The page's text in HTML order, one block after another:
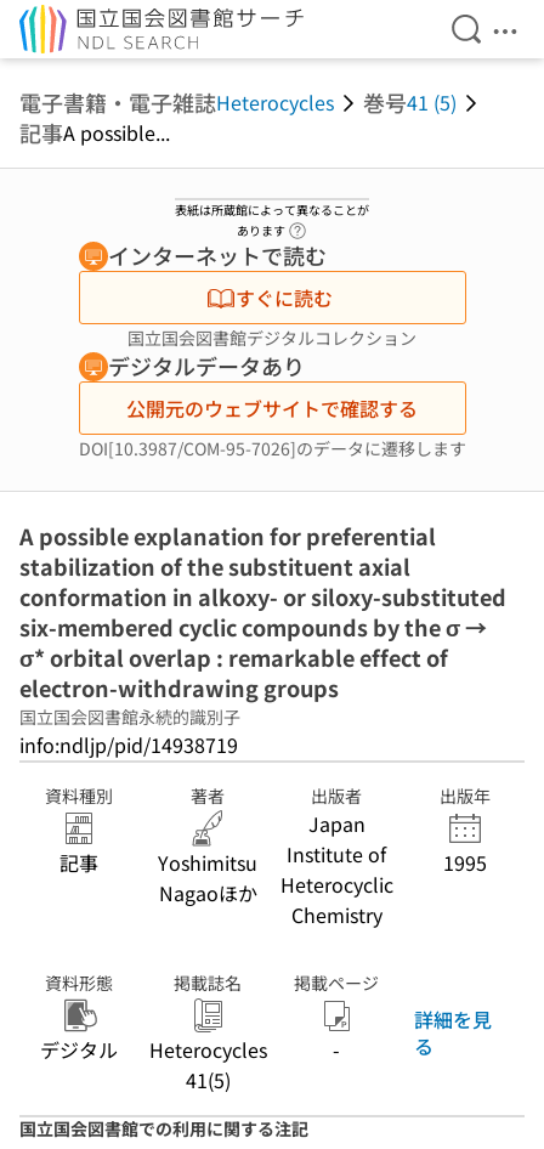
検索を
メ
電子書籍・電子雑誌Heterocycles 巻号41 (5)
記事A possible...
表紙は所蔵館によって異なることが
あります
インターネットで読む
すぐに読む
国立国会図書館デジタルコレクション
デジタルデータあり
公開元のウェブサイトで確認する
DOI[10.3987/COM-95-7026]のデータに遷移します
A possible explanation for preferential
stabilization of the substituent axial
conformation in alkoxy- or siloxy-substituted
six-membered cyclic compounds by the σ →
σ* orbital overlap : remarkable effect of
electron-withdrawing groups
国立国会図書館永続的識別子
info:ndljp/pid/14938719
資料種別
記事
著者
Yoshimitsu
Nagaoほか
出版者
Japan
Institute of
Heterocyclic
Chemistry
出版年
1995
資料形態
デジタル
掲載誌名
Heterocycles
41(5)
掲載ページ
-
詳細を見
る
国立国会図書館での利用に関する注記